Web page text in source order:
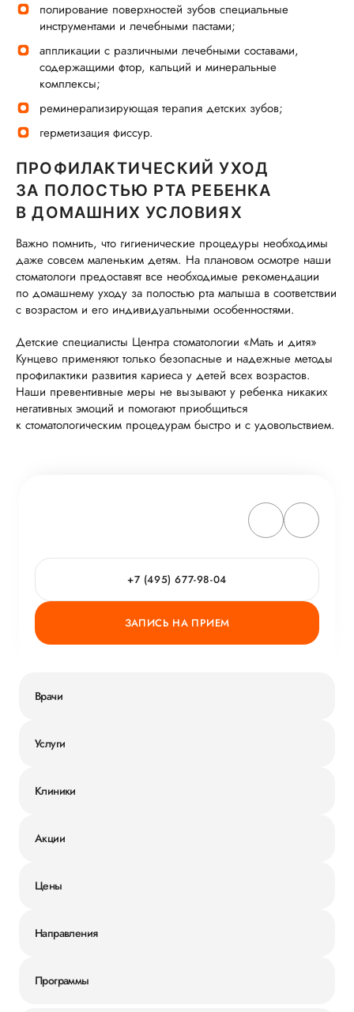
полирование поверхностей зубов специальные
инструментами и лечебными пастами;
аппликации с различными лечебными составами,
содержащими фтор, кальций и минеральные
комплексы;
реминерализирующая терапия детских зубов;
герметизация фиссур.
ПРОФИЛАКТИЧЕСКИЙ УХОД
ЗА ПОЛОСТЬЮ РТА РЕБЕНКА
В ДОМАШНИХ УСЛОВИЯХ
Важно помнить, что гигиенические процедуры необходимы
даже совсем маленьким детям. На плановом осмотре наши
стоматологи предоставят все необходимые рекомендации
по домашнему уходу за полостью рта малыша в соответствии
с возрастом и его индивидуальными особенностями.
Детские специалисты Центра стоматологии «Мать и дитя»
Кунцево применяют только безопасные и надежные методы
профилактики развития кариеса у детей всех возрастов.
Наши превентивные меры не вызывают у ребенка никаких
негативных эмоций и помогают приобщиться
к стоматологическим процедурам быстро и с удовольствием.
+7 (495) 677-98-04
ЗАПИСЬ НА ПРИЕМ
Врачи
Услуги
Клиники
Акции
Цены
Направления
Программы